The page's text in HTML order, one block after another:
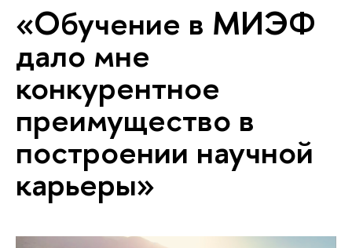
«Обучение в МИЭФ
дало мне
конкурентное
преимущество в
построении научной
карьеры»